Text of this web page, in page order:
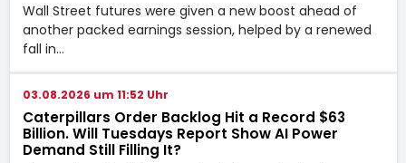
Wall Street futures were given a new boost ahead of
another packed earnings session, helped by a renewed
fall in…
03.08.2026 um 11:52 Uhr
Caterpillars Order Backlog Hit a Record $63
Billion. Will Tuesdays Report Show AI Power
Demand Still Filling It?